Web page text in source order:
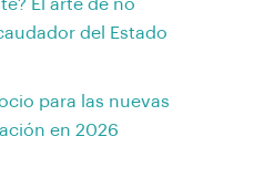
El arte de no
del Estado
para las nuevas
en 2026